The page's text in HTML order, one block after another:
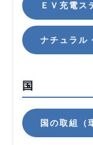
ＥＶ充電ス
ナチュラル
国
国の取組（